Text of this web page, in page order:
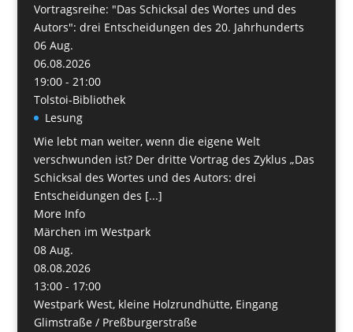
Vortragsreihe: "Das Schicksal des Wortes und des
Autors": drei Entscheidungen des 20. Jahrhunderts
06 Aug.
06.08.2026
19:00 - 21:00
Tolstoi-Bibliothek
Lesung
Wie lebt man weiter, wenn die eigene Welt
verschwunden ist? Der dritte Vortrag des Zyklus „Das
Schicksal des Wortes und des Autors: drei
Entscheidungen des [...]
More Info
Märchen im Westpark
08 Aug.
08.08.2026
13:00 - 17:00
Westpark West, kleine Holzrundhütte, Eingang
Glimstraße / Preßburgerstraße